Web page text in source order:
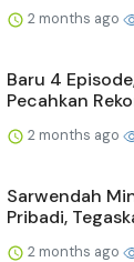
2 months ago
Baru 4
Pecahkan
2 months ago
Sarwendah
Pribadi,
2 months ago